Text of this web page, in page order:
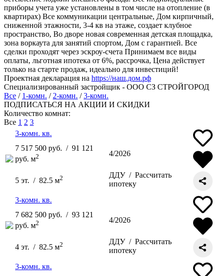
приборы учета уже установлены в том числе на отопление (в
квартирах) Все коммуникации центральные, Дом кирпичный,
сниженной этажности, 3-4 кв на этаже, создает клубное
пространство, Во дворе новая современная детская площадка,
зона воркаута для занятий спортом, Дом с гарантией. Все
сделки проходят через эскроу-счета Принимаем все виды
оплаты, льготная ипотека от 6%, рассрочка, Цена действует
только на старте продаж, идеально для инвестиций!
Проектная декларация на https://наш.дом.рф
Специализированный застройщик - ООО СЗ СТРОЙГОРОД
Все / 1-комн. / 2-комн. /3-комн.
ПОДПИСАТЬСЯ НА АКЦИИ И СКИДКИ
Количество комнат:
Все 1 2 3
3-комн. кв.
7 517 500 руб. / 91 121
руб. м2 4/2026
5 эт. / 82.5 м2 ДДУ / Рассчитать
ипотеку
3-комн. кв.
7 682 500 руб. / 93 121
руб. м2 4/2026
4 эт. / 82.5 м2 ДДУ / Рассчитать
ипотеку
3-комн. кв.